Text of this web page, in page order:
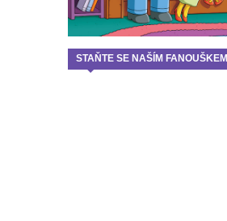
STAŇTE SE NAŠÍM FANOUŠKEM